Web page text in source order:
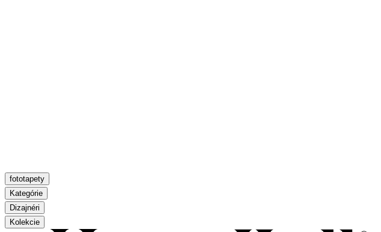
fototapety
Kategórie
Dizajnéri
Kolekcie